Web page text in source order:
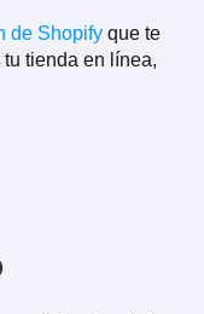
de Shopify que te
tienda en línea,